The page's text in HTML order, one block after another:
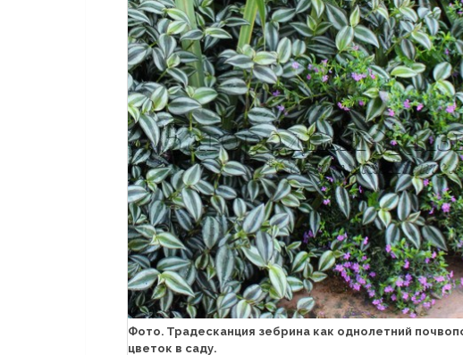
Фото. Традесканция зебрина как однолетний
цветок в саду.